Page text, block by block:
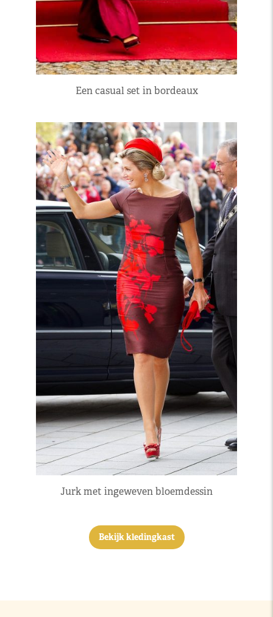
Een casual set in bordeaux
Jurk met ingeweven bloemdessin
Bekijk kledingkast